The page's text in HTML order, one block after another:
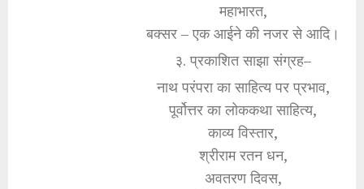
महाभारत,
बक्सर – एक आईने की नजर से आदि।
३. प्रकाशित साझा संग्रह–
नाथ परंपरा का साहित्य पर प्रभाव,
पूर्वोत्तर का लोककथा साहित्य,
काव्य विस्तार,
श्रीराम रतन धन,
अवतरण दिवस,